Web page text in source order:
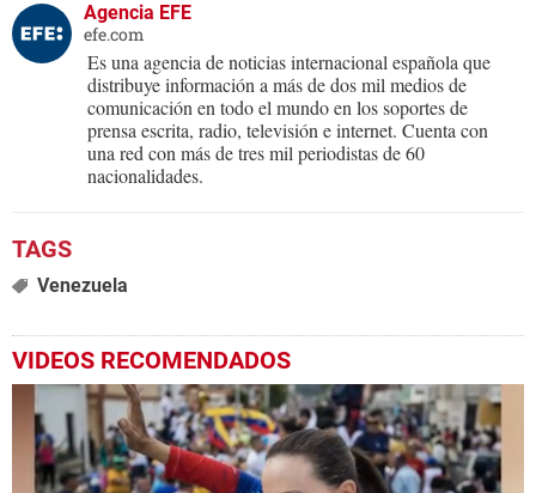
Agencia EFE
efe.com
Es una agencia de noticias internacional española que
distribuye información a más de dos mil medios de
comunicación en todo el mundo en los soportes de
prensa escrita, radio, televisión e internet. Cuenta con
una red con más de tres mil periodistas de 60
nacionalidades.
Venezuela
VIDEOS RECOMENDADOS